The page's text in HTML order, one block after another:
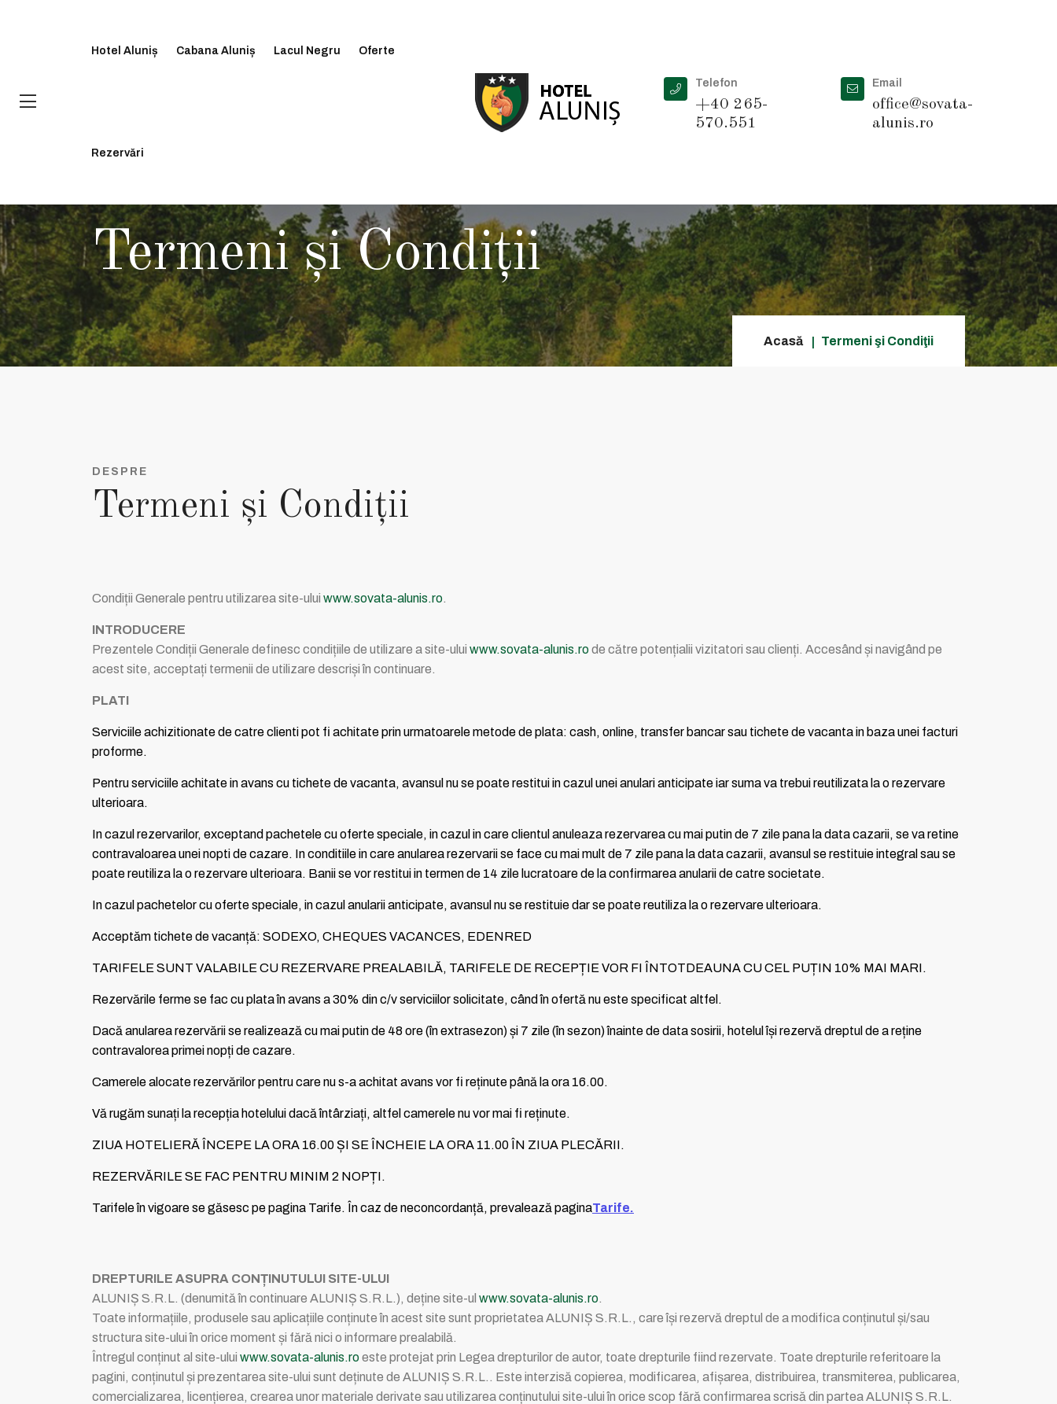
Hotel Aluniș Cabana Aluniș Lacul Negru Oferte
Rezervări
Telefon
+40 265-
570.551
Email
office@sovata-
alunis.ro
Termeni şi Condiţii
Acasă Termeni şi Condiţii
DESPRE
Termeni şi Condiţii
Condiții Generale pentru utilizarea site-ului www.sovata-alunis.ro.
INTRODUCERE
Prezentele Condiții Generale definesc condițiile de utilizare a site-ului www.sovata-alunis.rode către potențialii vizitatori sau clienți. Accesând și navigând pe
acest site, acceptați termenii de utilizare descriși în continuare.
PLATI
Serviciile achizitionate de catre clienti pot fi achitate prin urmatoarele metode de plata: cash, online, transfer bancar sau tichete de vacanta in baza unei facturi
proforme.
Pentru serviciile achitate in avans cu tichete de vacanta, avansul nu se poate restitui in cazul unei anulari anticipate iar suma va trebui reutilizata la o rezervare
ulterioara.
In cazul rezervarilor, exceptand pachetele cu oferte speciale, in cazul in care clientul anuleaza rezervarea cu mai putin de 7 zile pana la data cazarii, se va retine
contravaloarea unei nopti de cazare. In conditiile in care anularea rezervarii se face cu mai mult de 7 zile pana la data cazarii, avansul se restituie integral sau se
poate reutiliza la o rezervare ulterioara. Banii se vor restitui in termen de 14 zile lucratoare de la confirmarea anularii de catre societate.
In cazul pachetelor cu oferte speciale, in cazul anularii anticipate, avansul nu se restituie dar se poate reutiliza la o rezervare ulterioara.
Acceptăm tichete de vacanță: SODEXO, CHEQUES VACANCES, EDENRED
TARIFELE SUNT VALABILE CU REZERVARE PREALABILĂ, TARIFELE DE RECEPȚIE VOR FI ÎNTOTDEAUNA CU CEL PUȚIN 10% MAI MARI.
Rezervările ferme se fac cu plata în avans a 30% din c/v serviciilor solicitate, când în ofertă nu este specificat altfel.
Dacă anularea rezervării se realizează cu mai putin de 48 ore (în extrasezon) și 7 zile (în sezon) înainte de data sosirii, hotelul își rezervă dreptul de a reține
contravalorea primei nopți de cazare.
Camerele alocate rezervărilor pentru care nu s-a achitat avans vor fi reținute până la ora 16.00.
Vă rugăm sunați la recepția hotelului dacă întârziați, altfel camerele nu vor mai fi reținute.
ZIUA HOTELIERĂ ÎNCEPE LA ORA 16.00 ȘI SE ÎNCHEIE LA ORA 11.00 ÎN ZIUA PLECĂRII.
REZERVĂRILE SE FAC PENTRU MINIM 2 NOPȚI.
Tarifele în vigoare se găsesc pe pagina Tarife. În caz de neconcordanță, prevalează paginaTarife.
DREPTURILE ASUPRA CONȚINUTULUI SITE-ULUI
ALUNIȘ S.R.L. (denumită în continuare ALUNIȘ S.R.L.), deține site-ul www.sovata-alunis.ro.
Toate informațiile, produsele sau aplicațiile conținute în acest site sunt proprietatea ALUNIȘ S.R.L., care își rezervă dreptul de a modifica conținutul și/sau
structura site-ului în orice moment și fără nici o informare prealabilă.
Întregul conținut al site-ului www.sovata-alunis.roeste protejat prin Legea drepturilor de autor, toate drepturile fiind rezervate. Toate drepturile referitoare la
pagini, conținutul și prezentarea site-ului sunt deținute de ALUNIȘ S.R.L.. Este interzisă copierea, modificarea, afișarea, distribuirea, transmiterea, publicarea,
comercializarea, licențierea, crearea unor materiale derivate sau utilizarea conținutului site-ului în orice scop fără confirmarea scrisă din partea ALUNIȘ S.R.L.